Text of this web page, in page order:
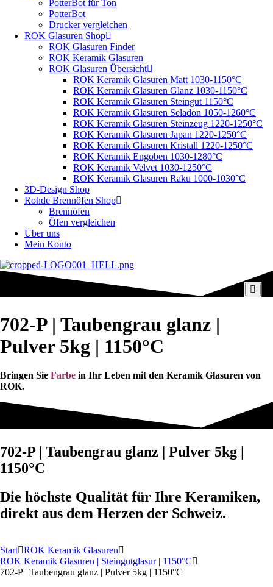
PotterBot für Ton
PotterBot
Drucker vergleichen
ROK Glasuren Shop
ROK Glasuren Finder
ROK Keramik Glasuren
ROK Glasuren Übersicht
ROK Keramik Glasuren Matt 1030-1150°C
ROK Keramik Glasuren Glanz 1030-1150°C
ROK Keramik Glasuren Steingut 1150°C
ROK Keramik Glasuren Seladon 1050-1260°C
ROK Keramik Glasuren Steinzeug 1220-1250°C
ROK Keramik Glasuren Japan 1220-1250°C
ROK Keramik Glasuren Kristall 1220-1250°C
ROK Keramik Engoben 1030-1280°C
ROK Keramik Velvet 1030-1250°C
ROK Keramik Glasuren Raku 1000-1030°C
3D-Design Shop
Rohde Brennöfen Shop
Brennöfen
Öfen vergleichen
Über uns
Mein Konto
702-P | Taubengrau glanz |
Pulver 5kg | 1150°C
Bringen Sie Farbe in Ihr Leben mit den Keramik Glasuren von
ROK.
702-P | Taubengrau glanz | Pulver 5kg |
1150°C
Die höchste Qualität für Ihre Keramiken,
direkt aus dem Herzen der Schweiz.
Start ROK Keramik Glasuren
ROK Keramik Glasuren | Steingutglasur | 1150°C
702-P | Taubengrau glanz | Pulver 5kg | 1150°C